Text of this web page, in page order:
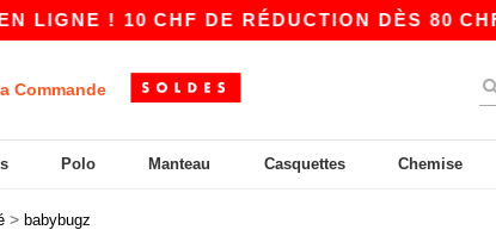
! 10 CHF DE RÉDUCTION DÈS 80 CHF
Commande
Polo Manteau Casquettes Chemise
> babybugz